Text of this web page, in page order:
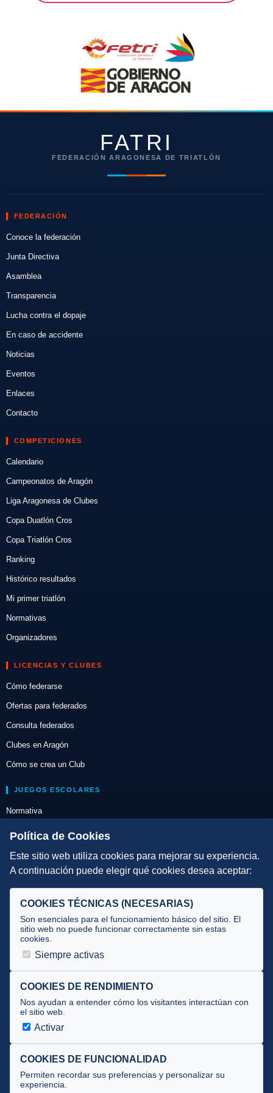
FATRI
FEDERACIÓN ARAGONESA DE TRIATLÓN
FEDERACIÓN
Conoce la federación
Junta Directiva
Asamblea
Transparencia
Lucha contra el dopaje
En caso de accidente
Noticias
Eventos
Enlaces
Contacto
COMPETICIONES
Calendario
Campeonatos de Aragón
Liga Aragonesa de Clubes
Copa Duatlón Cros
Copa Triatlón Cros
Ranking
Histórico resultados
Mi primer triatlón
Normativas
Organizadores
LICENCIAS Y CLUBES
Cómo federarse
Ofertas para federados
Consulta federados
Clubes en Aragón
Cómo se crea un Club
JUEGOS ESCOLARES
Normativa
Escuelas de Triatlón
DIRECCIÓN TÉCNICA
Selecciones
Tecnificación
JUECES Y OFICIALES
Documentos
Cursos
Circulares oficiales
Convocatorias y Equipaciones
Política de Cookies
Este sitio web utiliza cookies para mejorar su experiencia.
A continuación puede elegir qué cookies desea aceptar:
COOKIES TÉCNICAS (NECESARIAS)
Son esenciales para el funcionamiento básico del sitio. El
sitio web no puede funcionar correctamente sin estas
cookies.
Siempre activas
COOKIES DE RENDIMIENTO
Nos ayudan a entender cómo los visitantes interactúan con
el sitio web.
Activar
COOKIES DE FUNCIONALIDAD
Permiten recordar sus preferencias y personalizar su
experiencia.